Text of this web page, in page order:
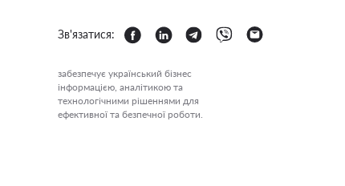
Зв'язатися:
забезпечує український бізнес
інформацією, аналітикою та
технологічними рішеннями для
ефективної та безпечної роботи.